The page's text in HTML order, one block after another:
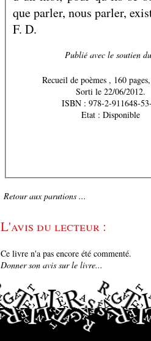
que parler, nous parler,
F. D.
Publié avec le soutien
Recueil de poèmes ,
Sorti le 22/06/2012.
ISBN : 978-2-911648-
Etat : Disponible
Retour aux parutions ...
L'avis du lecteur :
Ce livre n'a pas encore été commenté.
Donner son avis sur le livre...